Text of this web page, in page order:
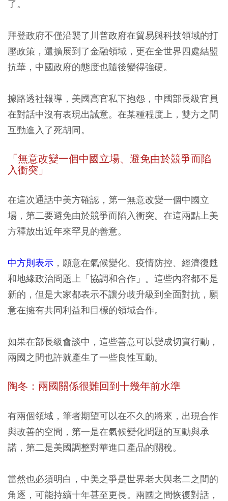
了。
拜登政府不僅沿襲了川普政府在貿易與科技領域的打
壓政策，還擴展到了金融領域，更在全世界四處結盟
抗華，中國政府的態度也隨後變得強硬。
據路透社報導，美國高官私下抱怨，中國部長級官員
在對話中沒有表現出誠意。在某種程度上，雙方之間
互動進入了死胡同。
「無意改變一個中國立場、避免由於競爭而陷
入衝突」
在這次通話中美方確認，第一無意改變一個中國立
場，第二要避免由於競爭而陷入衝突。在這兩點上美
方釋放出近年來罕見的善意。
中方則表示 ，願意在氣候變化、疫情防控、經濟復甦
和地緣政治問題上「協調和合作」。這些內容都不是
新的，但是大家都表示不讓分歧升級到全面對抗，願
意在擁有共同利益和目標的領域合作。
如果在部長級會談中，這些善意可以變成切實行動，
兩國之間也許就產生了一些良性互動。
陶冬：兩國關係很難回到十幾年前水準
有兩個領域，筆者期望可以在不久的將來，出現合作
與改善的空間， 第一是在氣候變化問題的互動與承
諾，第二是美國調整對華進口產品的關稅。
當然也必須明白，中美之爭是世界老大與老二之間的
角逐，可能持續十年甚至更長。兩國之間恢復對話，